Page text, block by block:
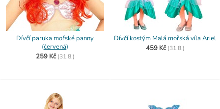
Dívčí paruka mořské panny
(červená)
259 Kč (31.8.)
Dívčí kostým Malá mořská víla Ariel
459 Kč (31.8.)